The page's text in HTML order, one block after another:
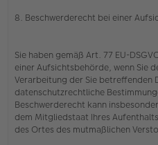
8. Beschwerderecht bei einer
Sie haben gemäß Art. 77 EU-
einer Aufsichtsbehörde, wenn Sie
Verarbeitung der Sie betreffenden
datenschutzrechtliche
Beschwerderecht kann
dem Mitgliedstaat Ihres
des Ortes des mutmaßlichen